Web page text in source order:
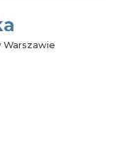
Warszawie